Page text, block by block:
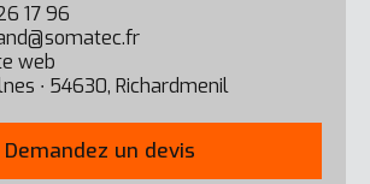
17 96
web
∙ 54630, Richardmenil
Demandez un devis